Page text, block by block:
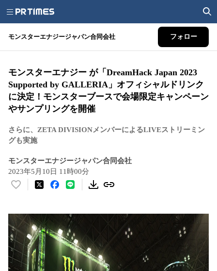
モンスターエナジージャパン合同会社 フォロー
モンスターエナジー が「DreamHack Japan 2023
Supported by GALLERIA」オフィシャルドリンク
に決定！モンスターブースで会場限定キャンペーン
やサンプリングを開催
さらに、ZETA DIVISIONメンバーによるLIVEストリーミン
グも実施
モンスターエナジージャパン合同会社
2023年5月10日 11時00分
い
！
数
を
読
み